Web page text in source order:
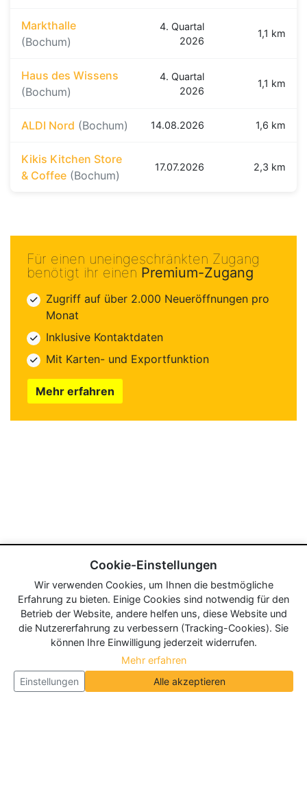
Markthalle
(Bochum)
4. Quartal
2026
1,1 km
Haus des Wissens
(Bochum)
4. Quartal
2026
1,1 km
ALDI Nord (Bochum) 14.08.2026 1,6 km
Kikis Kitchen Store
& Coffee (Bochum)
17.07.2026 2,3 km
Für einen uneingeschränkten Zugang
benötigt ihr einen Premium-Zugang
Zugriff auf über 2.000 Neueröffnungen pro
Monat
Inklusive Kontaktdaten
Mit Karten- und Exportfunktion
Mehr erfahren
Cookie-Einstellungen
Wir verwenden Cookies, um Ihnen die bestmögliche
Erfahrung zu bieten. Einige Cookies sind notwendig für den
Betrieb der Website, andere helfen uns, diese Website und
die Nutzererfahrung zu verbessern (Tracking-Cookies). Sie
können Ihre Einwilligung jederzeit widerrufen.
Mehr erfahren
Einstellungen
Alle akzeptieren